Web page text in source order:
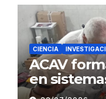
CIENCIA
ACAV
en